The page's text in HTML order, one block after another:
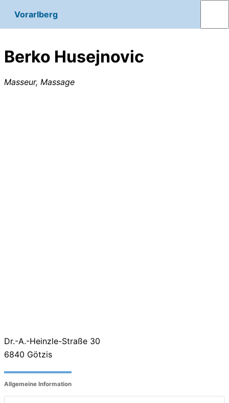
Vorarlberg
Berko Husejnovic
Masseur, Massage
Dr.-A.-Heinzle-Straße 30
6840 Götzis
Allgemeine Information